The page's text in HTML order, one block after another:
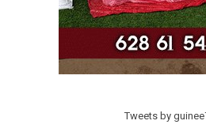
Tweets by